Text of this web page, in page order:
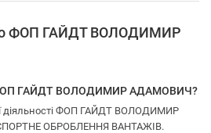
ФОП ГАЙДТ ВОЛОДИМИР
ГАЙДТ ВОЛОДИМИР АДАМОВИЧ?
діяльності ФОП ГАЙДТ ВОЛОДИМИР
ОБРОБЛЕННЯ ВАНТАЖІВ.